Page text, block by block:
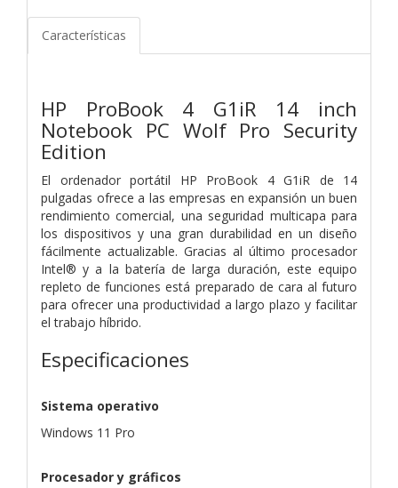
Características
HP ProBook 4 G1iR 14 inch
Notebook PC Wolf Pro Security
Edition
El ordenador portátil HP ProBook 4 G1iR de 14
pulgadas ofrece a las empresas en expansión un buen
rendimiento comercial, una seguridad multicapa para
los dispositivos y una gran durabilidad en un diseño
fácilmente actualizable. Gracias al último procesador
Intel® y a la batería de larga duración, este equipo
repleto de funciones está preparado de cara al futuro
para ofrecer una productividad a largo plazo y facilitar
el trabajo híbrido.
Especificaciones
Sistema operativo
Windows 11 Pro
Procesador y gráficos